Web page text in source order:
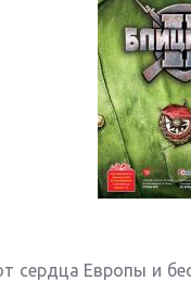
сердца Европы и